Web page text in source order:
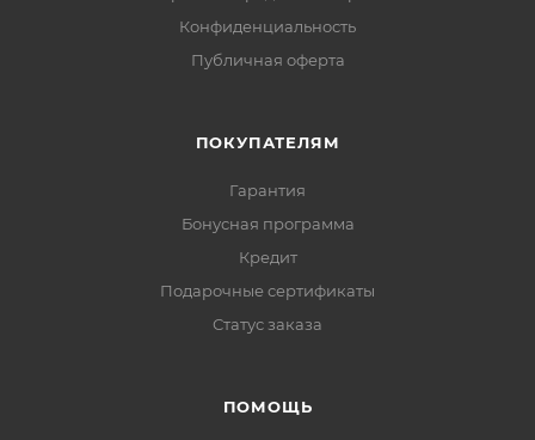
Конфиденциальность
Публичная оферта
ПОКУПАТЕЛЯМ
Гарантия
Бонусная программа
Кредит
Подарочные сертификаты
Статус заказа
ПОМОЩЬ